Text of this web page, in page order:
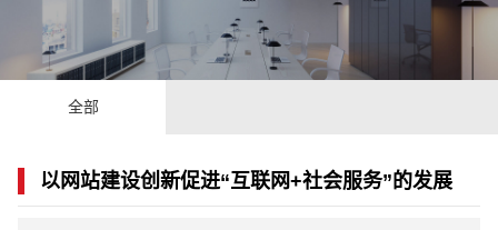
全部
以网站建设创新促进“互联网+社会服务”的发展